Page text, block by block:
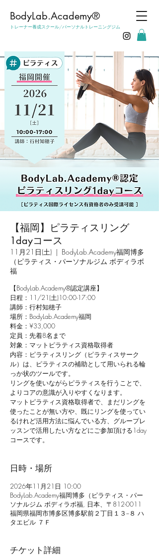
​BodyLab.Academy®︎
トレーナー養成スクール/パーソナルトレーニングジム
【福岡】ピラティスリング
1dayコース
11月21日(土)
  |
BodyLab.Academy福岡博多
（ピラティス・パーソナルジム ボディラボ
福
【BodyLab.Academy®︎認定講座】
日程：11/21(土)10:00-17:00
講師：行村知穂子
場所：BodyLab.Academy福岡
料金：¥33,000
定員：先着8名まで
対象：マットピラティス資格取得者
内容：ピラティスリング（ピラティスサーク
ル）は、ピラティスの補助として用いられる輪
っか状のツールです。
リングを使いながらピラティスを行うことで、
よりコアの意識が入りやすくなります。
マットピラティス資格取得者で、まだリングを
使ったことが無い方や、既にリングを使ってい
るけれど活用方法に悩んでいる方、グループレ
ッスンで活用したい方などにご参加頂ける1day
コースです。
日時・場所
2026年11月21日 10:00
BodyLab.Academy福岡博多（ピラティス・パー
ソナルジム ボディラボ福, 日本、〒812-0011
福岡県福岡市博多区博多駅前２丁目１３−８ ハ
タエビル ７Ｆ
チケット詳細